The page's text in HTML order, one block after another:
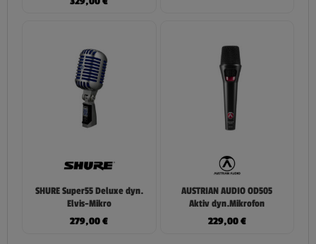
SHURE Super55 Deluxe dyn.
Elvis-Mikro
279,00€
AUSTRIAN AUDIO OD505
Aktiv dyn.Mikrofon
229,00€